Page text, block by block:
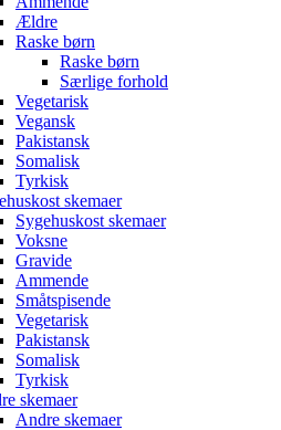
Ældre
Raske børn
Raske børn
Særlige forhold
Vegetarisk
Vegansk
Pakistansk
Somalisk
Tyrkisk
skemaer
Sygehuskost skemaer
Voksne
Gravide
Ammende
Småtspisende
Vegetarisk
Pakistansk
Somalisk
Tyrkisk
skemaer
Andre skemaer